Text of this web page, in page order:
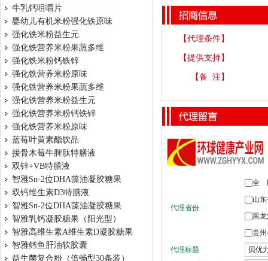
牛乳钙咀嚼片
婴幼儿有机米粉强化铁原味
强化铁米粉益生元
强化铁营养米粉果蔬多维
强化铁米粉钙铁锌
强化铁营养米粉原味
强化铁营养米粉果蔬多维
强化铁营养米粉益生元
强化铁营养米粉钙铁锌
强化铁营养米粉原味
蓝莓叶黄素酯饮品
接骨木莓牛脾肽特膳液
双锌+VB特膳液
智雅Sn-2位DHA藻油凝胶糖果
双钙维生素D3特膳液
智雅Sn-2位DHA藻油凝胶糖果
智雅乳钙凝胶糖果（阳光型）
智雅高维生素A维生素D凝胶糖果
智雅鳕鱼肝油软胶囊
益生菌复合粉（倍畅型30条装）
【代理条件】
【提供支持】
【备 注】